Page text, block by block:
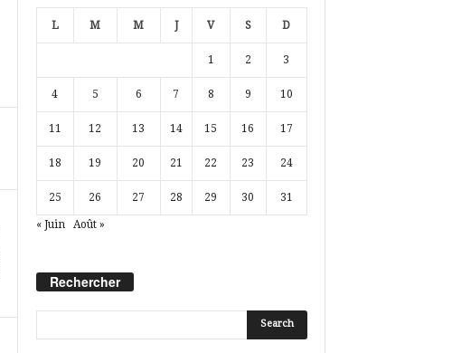
L M M J V S D
1 2 3
4 5 6 7 8 9 10
11 12 13 14 15 16 17
18 19 20 21 22 23 24
25 26 27 28 29 30 31
« Juin Août »
Rechercher